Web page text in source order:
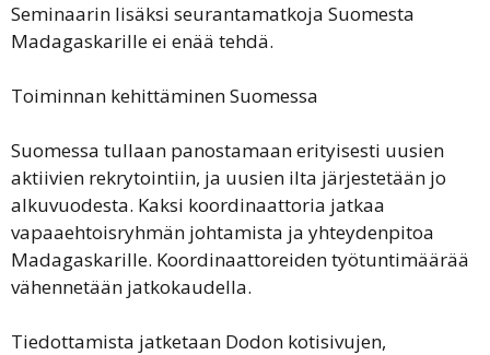
Seminaarin lisäksi seurantamatkoja Suomesta
Madagaskarille ei enää tehdä.
Toiminnan kehittäminen Suomessa
Suomessa tullaan panostamaan erityisesti uusien
aktiivien rekrytointiin, ja uusien ilta järjestetään jo
alkuvuodesta. Kaksi koordinaattoria jatkaa
vapaaehtoisryhmän johtamista ja yhteydenpitoa
Madagaskarille. Koordinaattoreiden työtuntimäärää
vähennetään jatkokaudella.
Tiedottamista jatketaan Dodon kotisivujen,